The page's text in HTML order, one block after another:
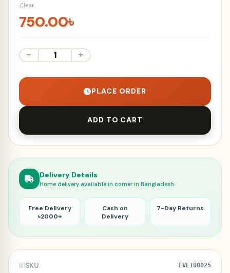
Clear
750.00৳
Everyday
Mix
quantity
ADD TO CART
PLACE ORDER
Delivery Details
Home delivery available in corner in Bangladesh
Free Delivery
৳2000+
Cash on
Delivery
7-Day Returns
SKU EVE100025